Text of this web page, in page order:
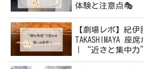
体験と注意点🎭
【劇場レポ】紀
TAKASHIMAYA 座
｜“近さと集中